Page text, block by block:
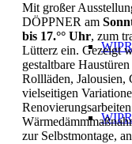
Mit großer
DÖPPNER am
bis 17.°° Uhr, zum
Lütterz ein. Gezeigt
gestaltbare
Rollläden, Jalousien,
vielseitigen
zur Selbstmontage,